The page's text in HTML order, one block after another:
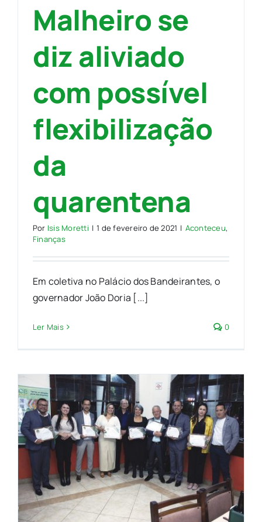
Malheiro se
diz aliviado
com possível
flexibilização
da
quarentena
Por Isis Moretti | 1 de fevereiro de 2021 | Aconteceu,
Finanças
Em coletiva no Palácio dos Bandeirantes, o
governador João Doria [...]
Ler Mais 0